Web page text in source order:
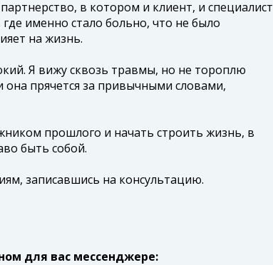
в котором и клиент, и специалист
именно стало больно, что не было
на жизнь.
Я вижу сквозь травмы, но не тороплю
прячется за привычными словами,
прошлого и начать строить жизнь, в
быть собой.
записавшись на консультацию.
для вас мессенджере: